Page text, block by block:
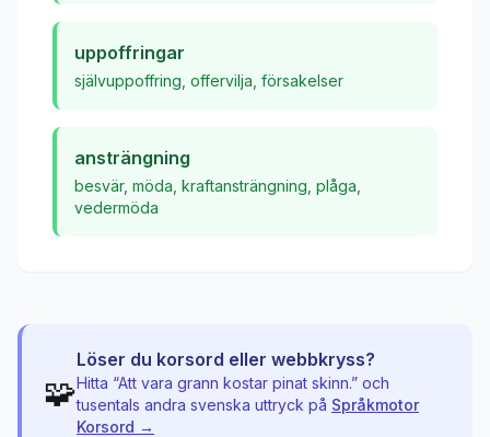
uppoffringar
självuppoffring offervilja försakelser
ansträngning
besvär, möda kraftansträngning plåga
vedermöda
🧩
Löser du korsord eller webbkryss?
Hitta “Att vara grann kostar pinat skinn.” och
tusentals andra svenska uttryck på Språkmotor
Korsord →